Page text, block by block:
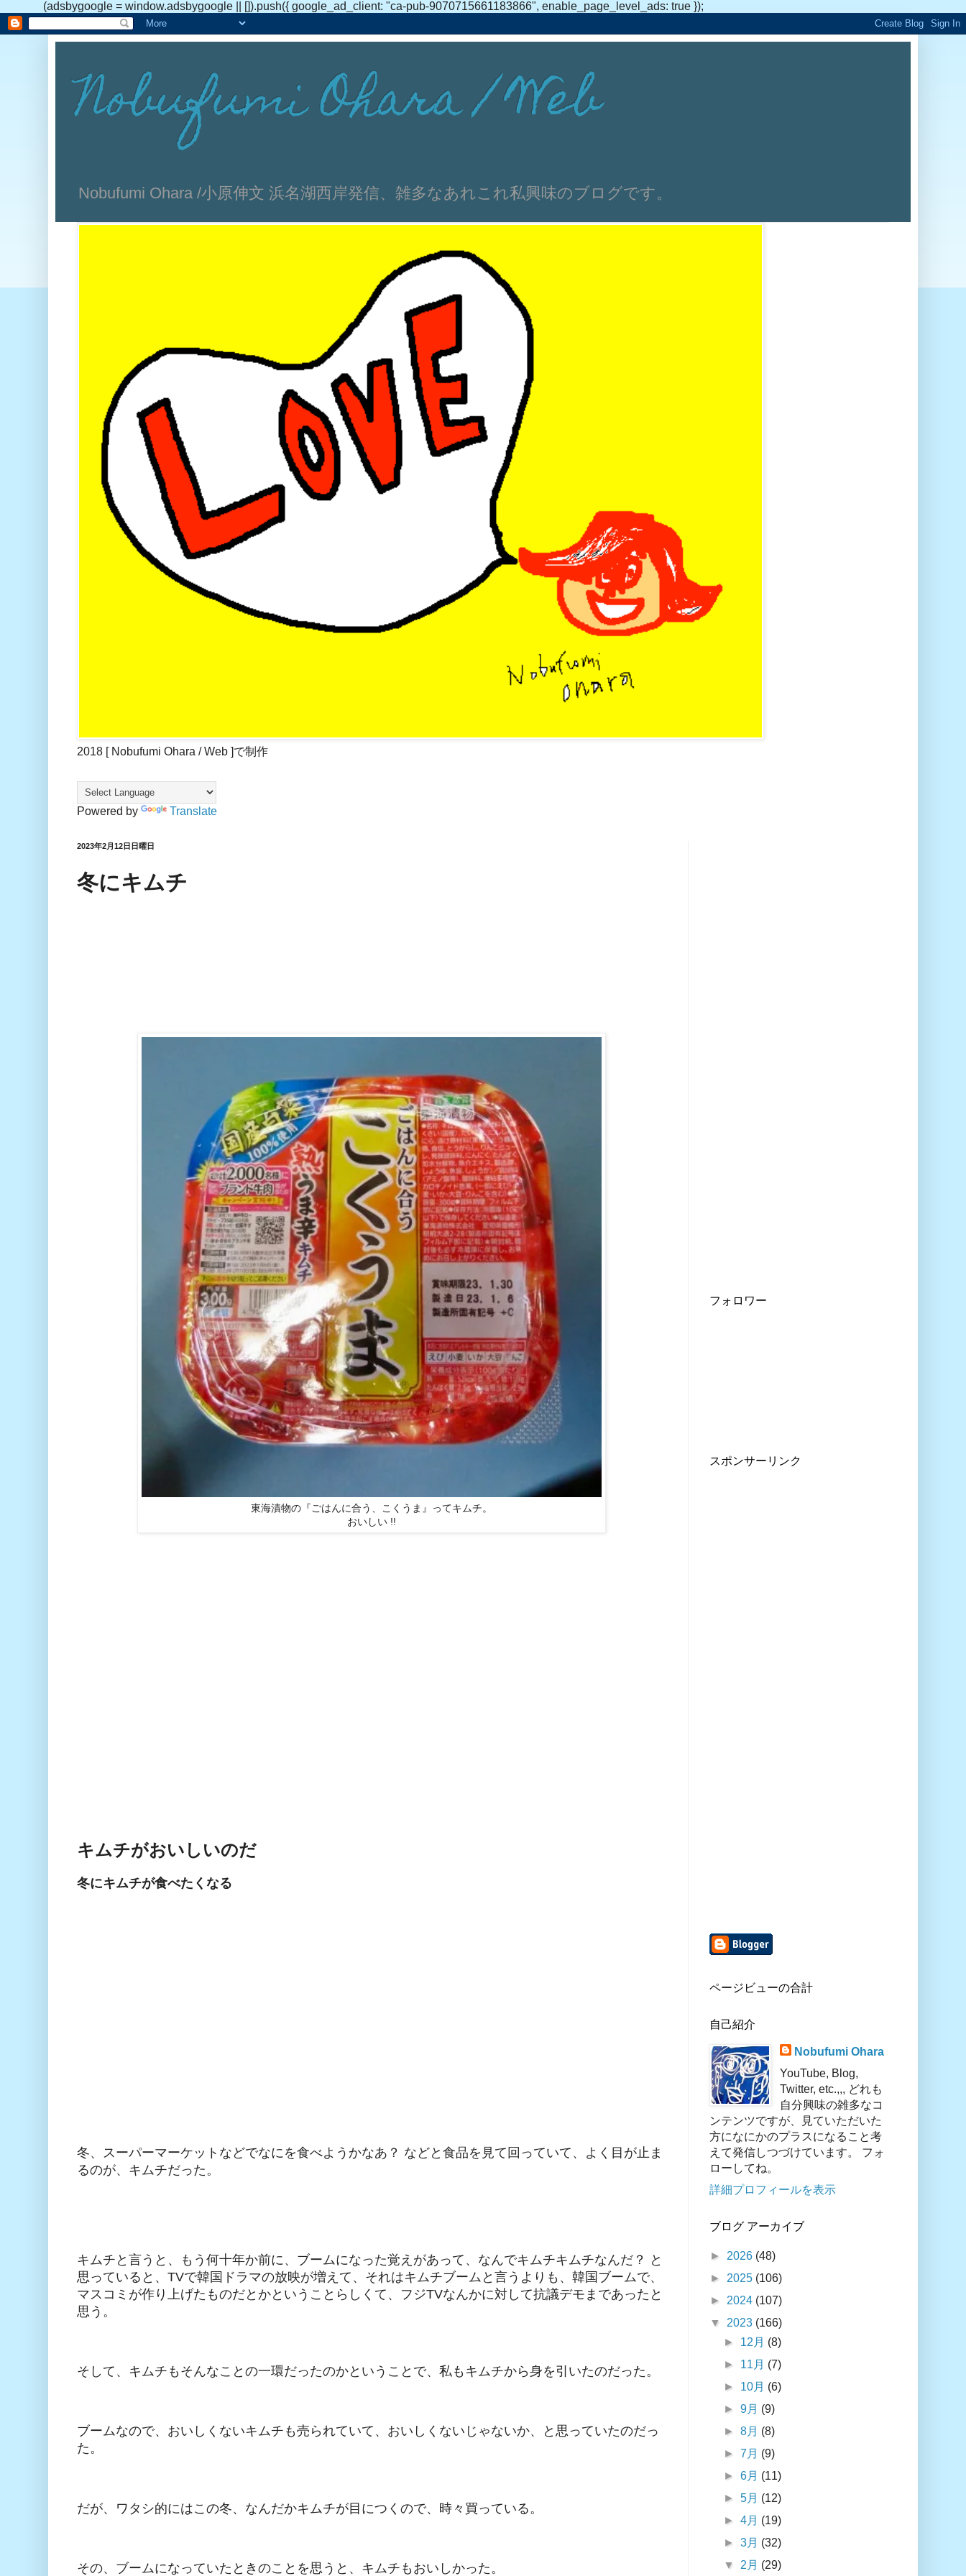
(adsbygoogle = window.adsbygoogle || []).push({ google_ad_client: "ca-pub-9070715661183866", enable_page_level_ads: true });
Nobufumi Ohara / Web
Nobufumi Ohara /小原伸文 浜名湖西岸発信、雑多なあれこれ私興味のブログです。
2018 [ Nobufumi Ohara / Web ]で制作
Powered by Translate
2023年2月12日日曜日
冬にキムチ
東海漬物の『ごはんに合う、こくうま』ってキムチ。
おいしい !!
キムチがおいしいのだ
冬にキムチが食べたくなる
冬、スーパーマーケットなどでなにを食べようかなあ？ などと食品を見て回っていて、よく目が止ま
るのが、キムチだった。
キムチと言うと、もう何十年か前に、ブームになった覚えがあって、なんでキムチキムチなんだ？ と
思っていると、TVで韓国ドラマの放映が増えて、それはキムチブームと言うよりも、韓国ブームで、
マスコミが作り上げたものだとかということらしくて、フジTVなんかに対して抗議デモまであったと
思う。
そして、キムチもそんなことの一環だったのかということで、私もキムチから身を引いたのだった。
ブームなので、おいしくないキムチも売られていて、おいしくないじゃないか、と思っていたのだっ
た。
だが、ワタシ的にはこの冬、なんだかキムチが目につくので、時々買っている。
その、ブームになっていたときのことを思うと、キムチもおいしかった。
フォロワー
スポンサーリンク
ページビューの合計
自己紹介
Nobufumi Ohara
YouTube, Blog,
Twitter, etc.,,, どれも
自分興味の雑多なコ
ンテンツですが、見ていただいた
方になにかのプラスになること考
えて発信しつづけています。 フォ
ローしてね。
詳細プロフィールを表示
ブログ アーカイブ
► 2026 (48)
► 2025 (106)
► 2024 (107)
▼ 2023 (166)
► 12月 (8)
► 11月 (7)
► 10月 (6)
►9月 (9)
►8月 (8)
►7月 (9)
►6月 (11)
►5月 (12)
►4月 (19)
►3月 (32)
▼ 2月 (29)